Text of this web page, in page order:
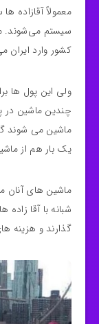
معمولاً آقازاده
سیستم می‌شوند.
کشور وارد ایران
ولی این پول ها
چندین ماشین در
ماشین می شوند
یک بار هم از
ماشین های آنان
شبانه با آقا
گذارند و هزینه